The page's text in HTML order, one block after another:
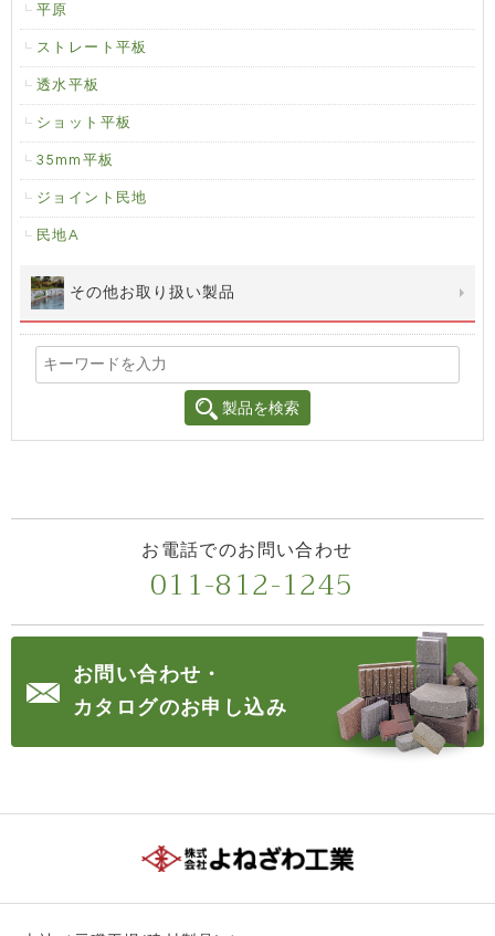
平原
ストレート平板
透水平板
ショット平板
35mm平板
ジョイント民地
民地A
その他お取り扱い製品
製品を検索
お電話でのお問い合わせ
011-812-1245
お問い合わせ・
カタログのお申し込み